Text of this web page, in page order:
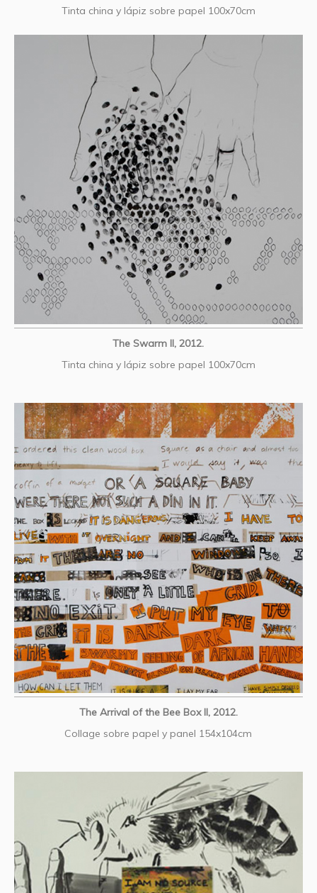
Tinta china y lápiz sobre papel 100x70cm
The Swarm II, 2012.
Tinta china y lápiz sobre papel 100x70cm
The Arrival of the Bee Box II, 2012.
Collage sobre papel y panel 154x104cm